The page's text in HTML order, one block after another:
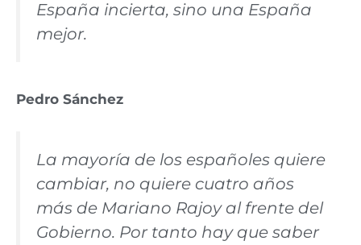
España incierta, sino una España
mejor.
Pedro Sánchez
La mayoría de los españoles quiere
cambiar, no quiere cuatro años
más de Mariano Rajoy al frente del
Gobierno. Por tanto hay que saber